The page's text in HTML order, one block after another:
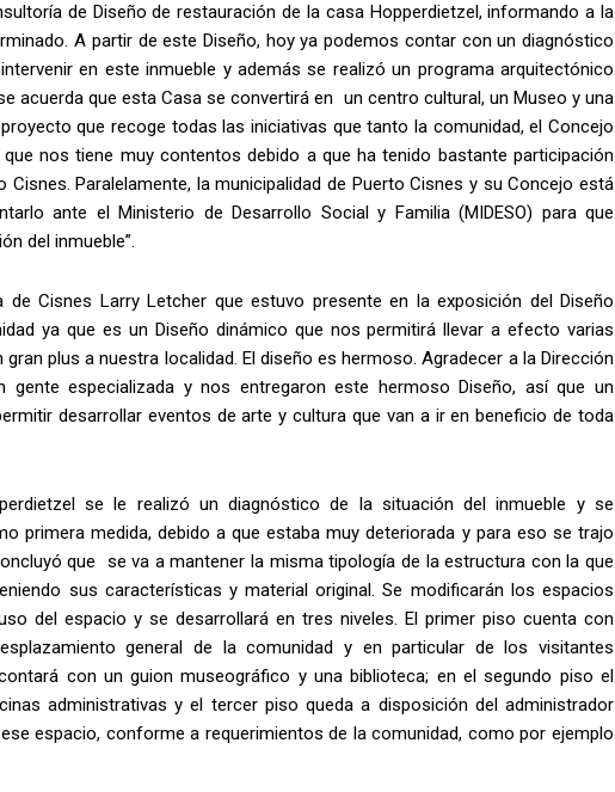
de Diseño de restauración de la casa Hopperdietzel, informando a la
A partir de este Diseño, hoy ya podemos contar con un diagnóstico
en este inmueble y además se realizó un programa arquitectónico
acuerda que esta Casa se convertirá en un centro cultural, un Museo y una
que recoge todas las iniciativas que tanto la comunidad, el Concejo
nos tiene muy contentos debido a que ha tenido bastante participación
Paralelamente, la municipalidad de Puerto Cisnes y su Concejo está
ante el Ministerio de Desarrollo Social y Familia (MIDESO) para que
del inmueble”.
Cisnes Larry Letcher que estuvo presente en la exposición del Diseño
ya que es un Diseño dinámico que nos permitirá llevar a efecto varias
plus a nuestra localidad. El diseño es hermoso. Agradecer a la Dirección
especializada y nos entregaron este hermoso Diseño, así que un
desarrollar eventos de arte y cultura que van a ir en beneficio de toda
se le realizó un diagnóstico de la situación del inmueble y se
primera medida, debido a que estaba muy deteriorada y para eso se trajo
que se va a mantener la misma tipología de la estructura con la que
sus características y material original. Se modificarán los espacios
del espacio y se desarrollará en tres niveles. El primer piso cuenta con
general de la comunidad y en particular de los visitantes
con un guion museográfico y una biblioteca; en el segundo piso el
administrativas y el tercer piso queda a disposición del administrador
espacio, conforme a requerimientos de la comunidad, como por ejemplo